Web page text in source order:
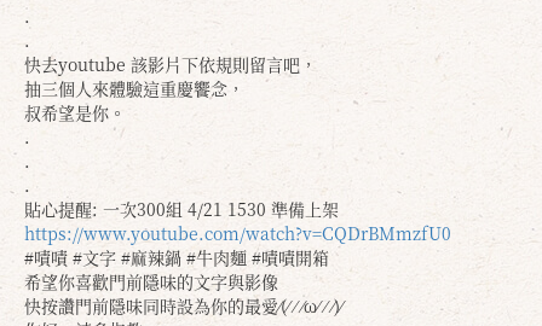
.
.
快去youtube 該影片下依規則留言吧，
抽三個人來體驗這重慶饗念，
叔希望是你。
.
.
.
貼心提醒: 一次300組 4/21 1530 準備上架
https://www.youtube.com/watch?v=CQDrBMmzfU0
#嘖嘖 #文字 #麻辣鍋 #牛肉麵 #嘖嘖開箱
希望你喜歡門前隱味的文字與影像
快按讚門前隱味同時設為你的最愛⁄(⁄ ⁄ ⁄ω⁄ ⁄ ⁄)⁄